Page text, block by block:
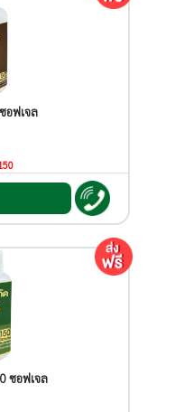
อฟเจล
ซอฟเจล